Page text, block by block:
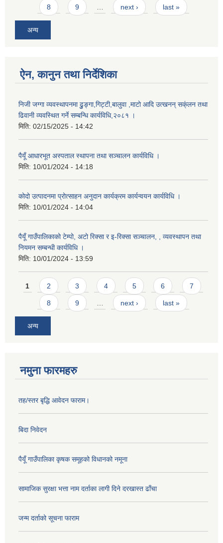
8 9 next › last »
अन्य
ऐन, कानुन तथा निर्देशिका
निजी जग्गा व्यवस्थापनमा ढुुङ्गा,गिट्टी,बालुवा ,माटो आदि उत्खनन् सक्ंलन तथा
ढिवानी व्यवस्थित गर्ने सम्बन्धि कार्यविधि,२०८१ ।
मिति: 02/15/2025 - 14:42
पैयूँ आधारभूत अस्पताल स्थापना तथा सञ्चालन कार्यविधि ।
मिति: 10/01/2024 - 14:18
कोदो उत्पादनमा प्रोत्साहन अनुदान कार्यक्रम कार्यन्वयन कार्यविधि ।
मिति: 10/01/2024 - 14:04
पैयूँ गाउँपालिकाको टेम्पो, अटो रिक्सा र इ-रिक्सा सञ्चालन, , व्यवस्थापन तथा
नियमन सम्बन्धी कार्यविधि ।
मिति: 10/01/2024 - 13:59
Pages
1 2 3 4 5 6 7
8 9 next › last »
अन्य
नमुना फारमहरु
तह/स्तर बृद्धि आवेदन फाराम।
बिदा निवेदन
पैयूँ गाउँपालिका कृषक समूहको विधानको नमूना
सामाजिक सुरक्षा भत्ता नाम दर्ताका लागी दिने दरखास्त ढाँचा
जन्म दर्ताको सूचना फाराम